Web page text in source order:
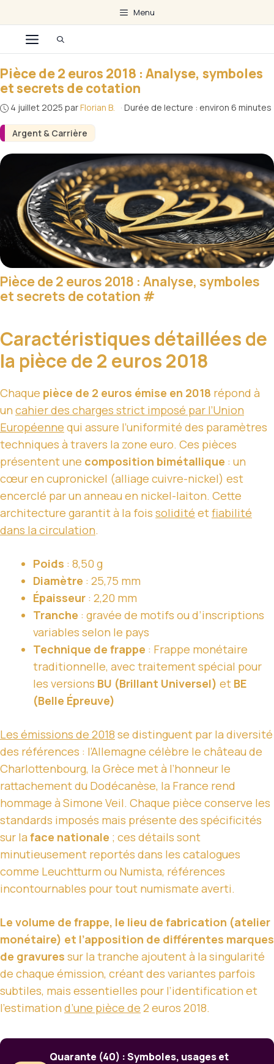
au
contenu
Menu
Menu
Argent & Carrière
Pièce de 2 euros 2018 : Analyse, symboles
et secrets de cotation
4 juillet 2025 parFlorian B. · Durée de lecture : environ 6 minutes
Pièce de 2 euros 2018 : Analyse, symboles
et secrets de cotation #
Caractéristiques détaillées de
la pièce de 2 euros 2018
Chaque pièce de 2 euros émise en 2018 répond à
un cahier des charges strict imposé par l’Union
Européenne qui assure l’uniformité des paramètres
techniques à travers la zone euro. Ces pièces
présentent une composition bimétallique : un
cœur en cupronickel (alliage cuivre-nickel) est
encerclé par un anneau en nickel-laiton. Cette
architecture garantit à la fois solidité etfiabilité
dans la circulation.
Poids : 8,50 g
Diamètre : 25,75 mm
Épaisseur : 2,20 mm
Tranche : gravée de motifs ou d’inscriptions
variables selon le pays
Technique de frappe : Frappe monétaire
traditionnelle, avec traitement spécial pour
les versions BU (Brillant Universel) et BE
(Belle Épreuve)
Les émissions de 2018 se distinguent par la diversité
des références : l’Allemagne célèbre le château de
Charlottenbourg, la Grèce met à l’honneur le
rattachement du Dodécanèse, la France rend
hommage à Simone Veil. Chaque pièce conserve les
standards imposés mais présente des spécificités
sur la face nationale ; ces détails sont
minutieusement reportés dans les catalogues
comme Leuchtturm ou Numista, références
incontournables pour tout numismate averti.
Le volume de frappe, le lieu de fabrication (atelier
monétaire) et l’apposition de différentes marques
de gravures sur la tranche ajoutent à la singularité
de chaque émission, créant des variantes parfois
subtiles, mais essentielles pour l’identification et
l’estimation d’une pièce de 2 euros 2018.
Quarante (40) : Symboles, usages et